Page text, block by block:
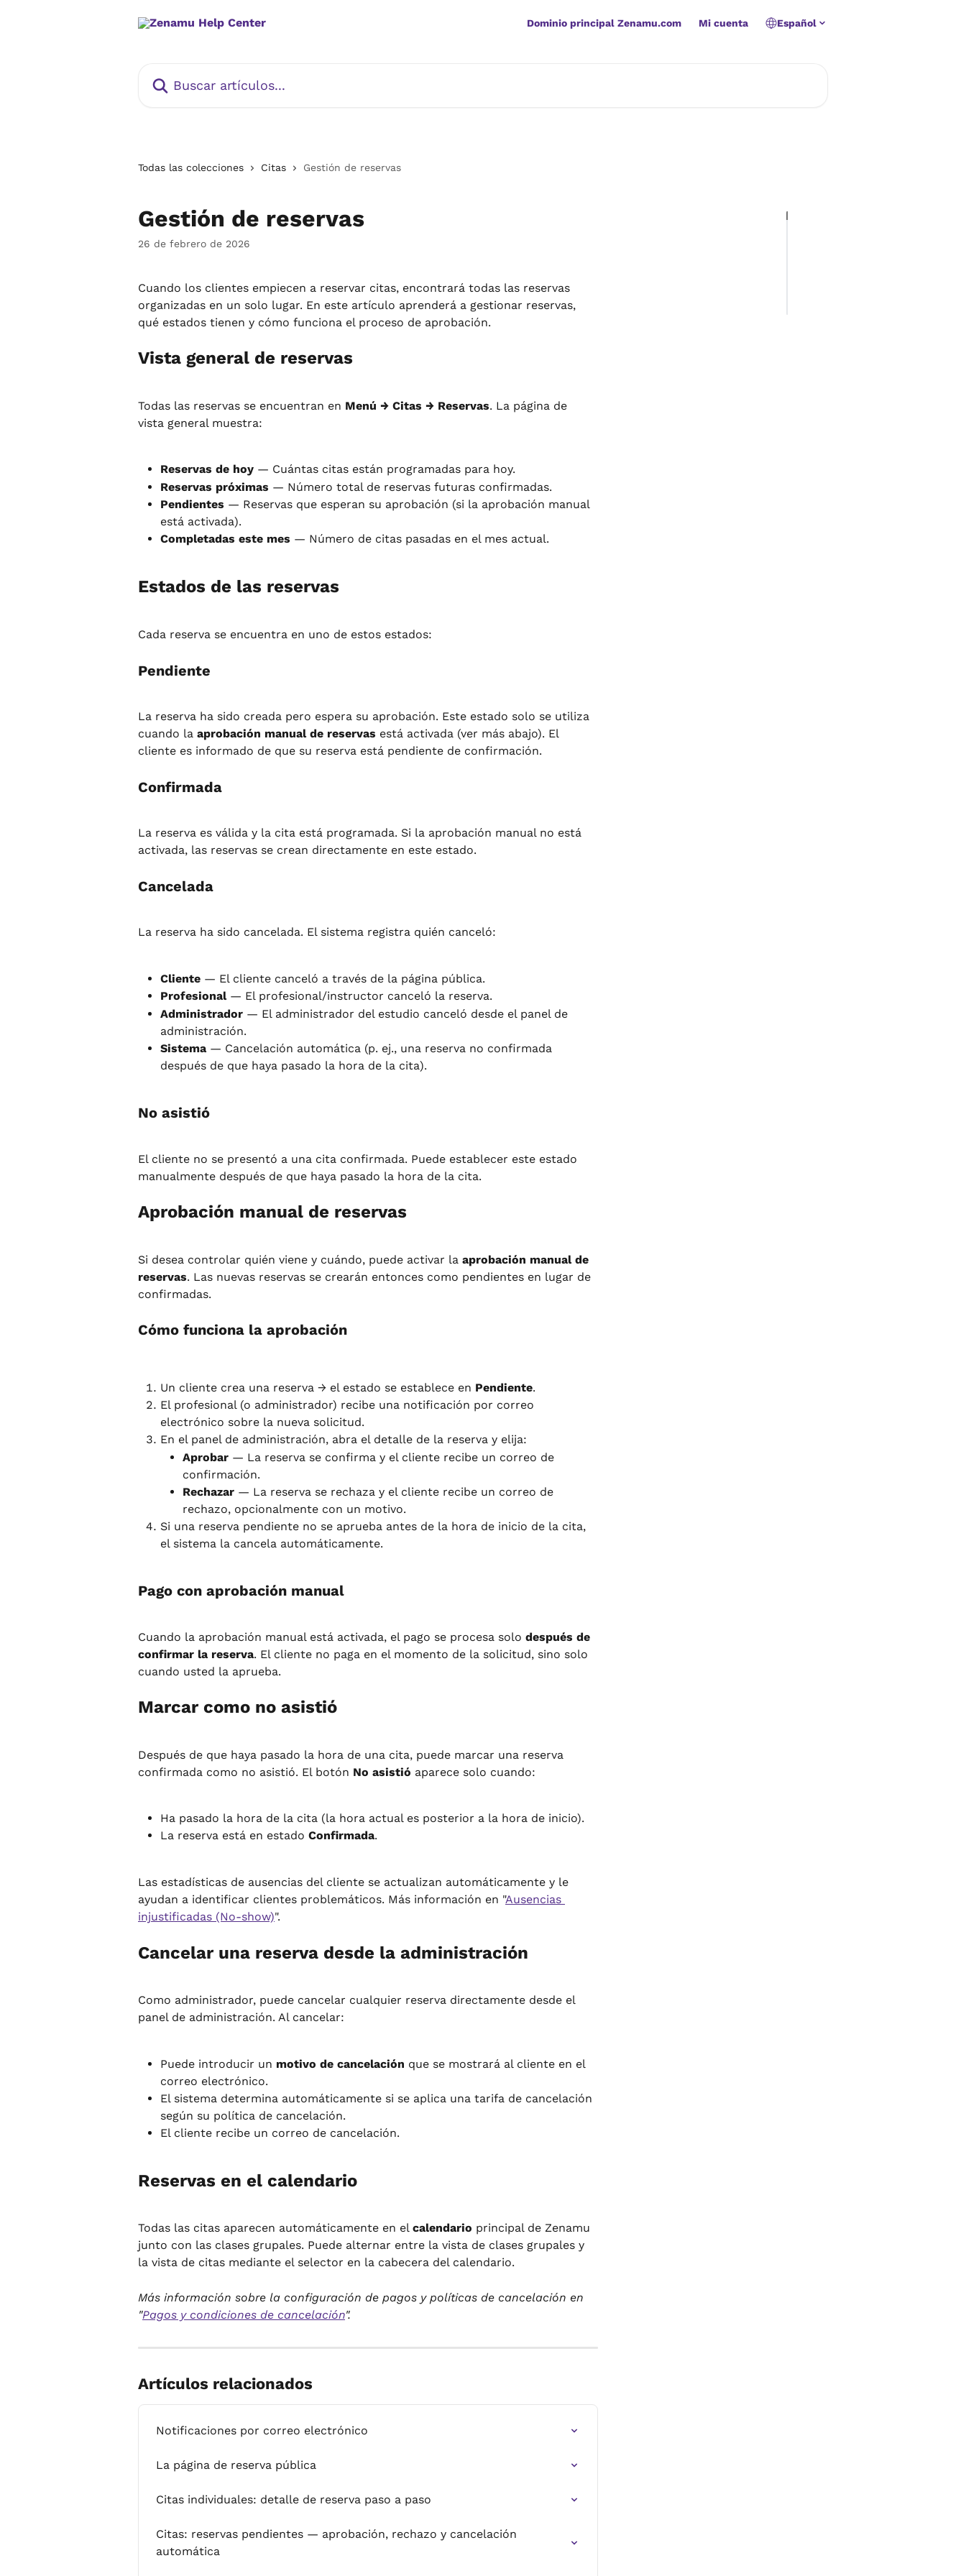
Dominio principal Zenamu.com Mi cuenta Español
Todas las colecciones Citas Gestión de reservas
Gestión de reservas
26 de febrero de 2026
Cuando los clientes empiecen a reservar citas, encontrará todas las reservas
organizadas en un solo lugar. En este artículo aprenderá a gestionar reservas,
qué estados tienen y cómo funciona el proceso de aprobación.
Vista general de reservas
Todas las reservas se encuentran en Menú → Citas → Reservas. La página de
vista general muestra:
Reservas de hoy — Cuántas citas están programadas para hoy.
Reservas próximas — Número total de reservas futuras confirmadas.
Pendientes — Reservas que esperan su aprobación (si la aprobación manual
está activada).
Completadas este mes — Número de citas pasadas en el mes actual.
Estados de las reservas
Cada reserva se encuentra en uno de estos estados:
Pendiente
La reserva ha sido creada pero espera su aprobación. Este estado solo se utiliza
cuando la aprobación manual de reservas está activada (ver más abajo). El
cliente es informado de que su reserva está pendiente de confirmación.
Confirmada
La reserva es válida y la cita está programada. Si la aprobación manual no está
activada, las reservas se crean directamente en este estado.
Cancelada
La reserva ha sido cancelada. El sistema registra quién canceló:
Cliente — El cliente canceló a través de la página pública.
Profesional — El profesional/instructor canceló la reserva.
Administrador — El administrador del estudio canceló desde el panel de
administración.
Sistema — Cancelación automática (p. ej., una reserva no confirmada
después de que haya pasado la hora de la cita).
No asistió
El cliente no se presentó a una cita confirmada. Puede establecer este estado
manualmente después de que haya pasado la hora de la cita.
Aprobación manual de reservas
Si desea controlar quién viene y cuándo, puede activar la aprobación manual de
reservas. Las nuevas reservas se crearán entonces como pendientes en lugar de
confirmadas.
Cómo funciona la aprobación
Un cliente crea una reserva → el estado se establece en Pendiente.
El profesional (o administrador) recibe una notificación por correo
electrónico sobre la nueva solicitud.
En el panel de administración, abra el detalle de la reserva y elija:
Aprobar — La reserva se confirma y el cliente recibe un correo de
confirmación.
Rechazar — La reserva se rechaza y el cliente recibe un correo de
rechazo, opcionalmente con un motivo.
Si una reserva pendiente no se aprueba antes de la hora de inicio de la cita,
el sistema la cancela automáticamente.
Pago con aprobación manual
Cuando la aprobación manual está activada, el pago se procesa solo después de
confirmar la reserva. El cliente no paga en el momento de la solicitud, sino solo
cuando usted la aprueba.
Marcar como no asistió
Después de que haya pasado la hora de una cita, puede marcar una reserva
confirmada como no asistió. El botón No asistió aparece solo cuando:
Ha pasado la hora de la cita (la hora actual es posterior a la hora de inicio).
La reserva está en estado Confirmada.
Las estadísticas de ausencias del cliente se actualizan automáticamente y le
ayudan a identificar clientes problemáticos. Más información en "Ausencias
injustificadas (No-show)".
Cancelar una reserva desde la administración
Como administrador, puede cancelar cualquier reserva directamente desde el
panel de administración. Al cancelar:
Puede introducir un motivo de cancelación que se mostrará al cliente en el
correo electrónico.
El sistema determina automáticamente si se aplica una tarifa de cancelación
según su política de cancelación.
El cliente recibe un correo de cancelación.
Reservas en el calendario
Todas las citas aparecen automáticamente en el calendario principal de Zenamu
junto con las clases grupales. Puede alternar entre la vista de clases grupales y
la vista de citas mediante el selector en la cabecera del calendario.
Más información sobre la configuración de pagos y políticas de cancelación en
"Pagos y condiciones de cancelación".
Artículos relacionados
Notificaciones por correo electrónico
La página de reserva pública
Citas individuales: detalle de reserva paso a paso
Citas: reservas pendientes — aprobación, rechazo y cancelación
automática